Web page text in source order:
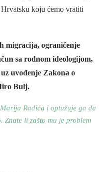
koju ćemo vratiti
migracija, ograničenje
sa rodnom ideologijom,
uvođenje Zakona o
Bulj.
Radića i optužuje ga da
li zašto mu je problem